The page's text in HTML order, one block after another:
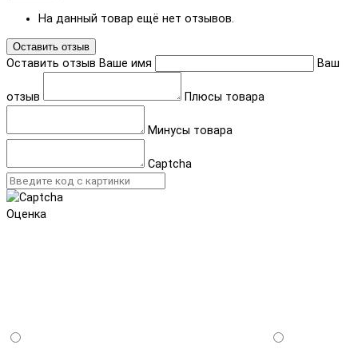
На данный товар ещё нет отзывов.
Оставить отзыв
Оставить отзыв Ваше имя Ваш
отзыв Плюсы товара
Минусы товара
Captcha
Оценка